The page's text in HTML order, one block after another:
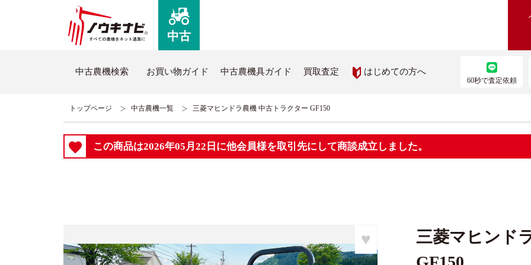
中古
ノウキナビについて
はじめての方へ
新品農機を買いたい
新品農機検索
部品を取り寄せたい
農機メーカー純正パーツ取り
ス
中古農機検索 お買い物ガイド 中古農機具ガイド 買取査定 はじめての方へ
60秒で査定依頼
トップページ 中古農機一覧 三菱マヒンドラ農機 中古トラクター GF150
この商品は2026年05月22日に他会員様を取引先にして商談成立しました。
♥
三菱マヒンド